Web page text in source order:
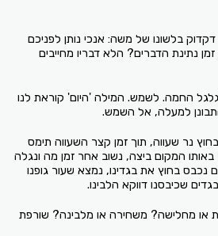
בלשונו של משה: אנכי נותן לפניכם
נתינת הדברים? הלא דבריו מחייבים
החמה. לשמש. המילה 'היום' קוראת לנו
למעלה, אל השמש.
נר שעווה, תוך זמן קצר השעווה תימס
המקום ביצה, נשוב אחר זמן מה ונגלה
בחוץ את בגדינו, נמצא שעור גופנו
שכיבסנו דווקא הלבינו.
מחלישה? משחירה או מלבינה? שורפת